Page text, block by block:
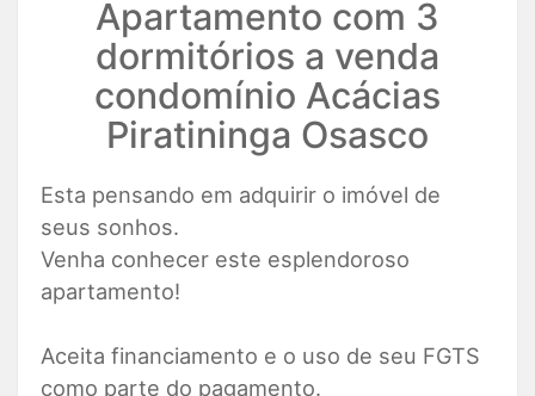
Apartamento com 3
dormitórios a venda
condomínio Acácias
Piratininga Osasco
Esta pensando em adquirir o imóvel de
seus sonhos.
Venha conhecer este esplendoroso
apartamento!
Aceita financiamento e o uso de seu FGTS
como parte do pagamento.